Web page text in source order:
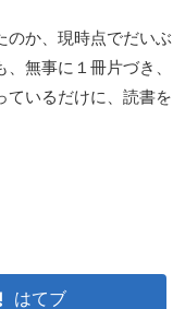
か、現時点でだいぶ
無事に１冊片づき、
ているだけに、読書を
はてブ